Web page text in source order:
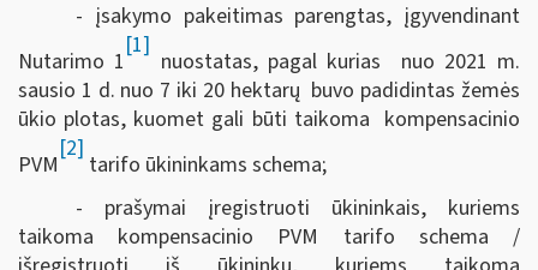
- įsakymo pakeitimas parengtas, įgyvendinant
Nutarimo 1
[1]
nuostatas, pagal kurias nuo 2021 m.
sausio 1 d. nuo 7 iki 20 hektarų buvo padidintas žemės
ūkio plotas, kuomet gali būti taikoma kompensacinio
PVM
[2]
tarifo ūkininkams schema;
- prašymai įregistruoti ūkininkais, kuriems
taikoma kompensacinio PVM tarifo schema /